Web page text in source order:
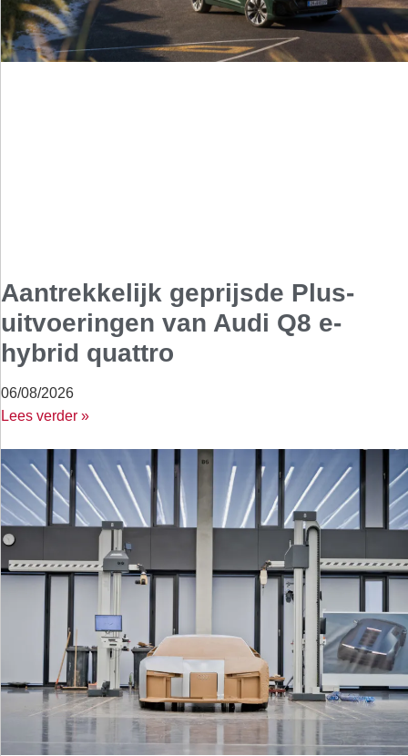
Aantrekkelijk geprijsde Plus-
uitvoeringen van Audi Q8 e-
hybrid quattro
06/08/2026
Lees verder »